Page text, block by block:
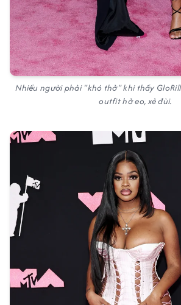
Nhiều người phải "khó thở" khi thấy
outfit hở eo, xẻ đùi.